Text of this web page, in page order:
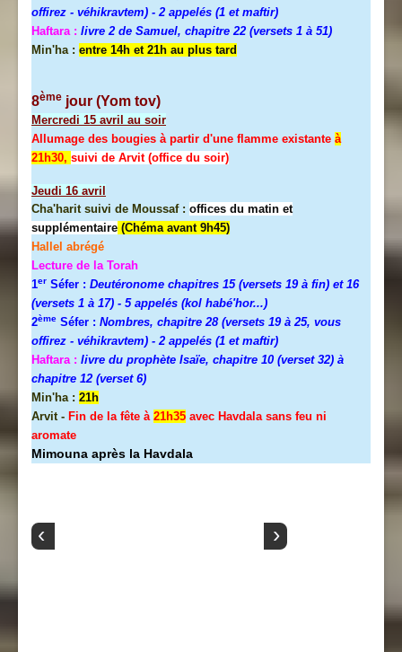
offirez - véhikravtem) - 2 appelés (1 et maftir)
Haftara : livre 2 de Samuel, chapitre 22 (versets 1 à 51)
Min'ha : entre 14h et 21h au plus tard
8ème jour (Yom tov)
Mercredi 15 avril au soir
Allumage des bougies à partir d'une flamme existante à
21h30, suivi de Arvit (office du soir)
Jeudi 16 avril
Cha'harit suivi de Moussaf : offices du matin et
supplémentaire (Chéma avant 9h45)
Hallel abrégé
Lecture de la Torah
1er Séfer : Deutéronome chapitres 15 (versets 19 à fin) et 16
(versets 1 à 17) - 5 appelés (kol habé'hor...)
2ème Séfer : Nombres, chapitre 28 (versets 19 à 25, vous
offirez - véhikravtem) - 2 appelés (1 et maftir)
Haftara : livre du prophète Isaïe, chapitre 10 (verset 32) à
chapitre 12 (verset 6)
Min'ha : 21h
Arvit - Fin de la fête à 21h35 avec Havdala sans feu ni
aromate
Mimouna après la Havdala
‹ ›